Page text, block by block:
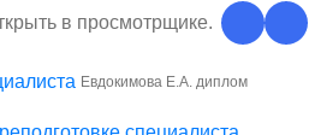
в просмотрщике.
Евдокимова Е.А. диплом